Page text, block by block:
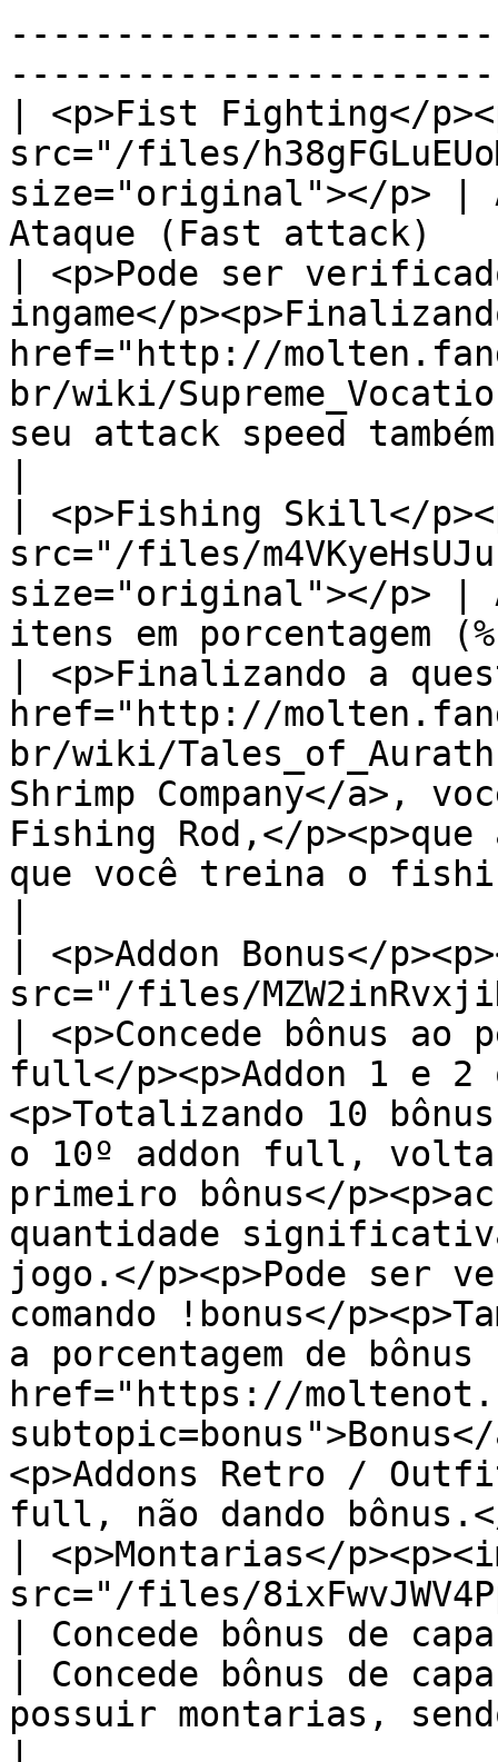
| <p>Fist Fighting</
src="/files/
size="original"></p> |
Ataque (Fast attack)
| <p>Pode ser
ingame</
href="http://
br/wiki/
seu attack speed
| <p>Fishing Skill</
src="/files/
size="original"></p> |
itens em porcentagem
| <p>Finalizando a
href="http://
br/wiki/
Shrimp Company</a>,
Fishing Rod,</p><p>que
que você treina o
| <p>Addon Bonus</
src="/files/
| <p>Concede bônus ao
full</p><p>Addon 1 e
<p>Totalizando 10
o 10º addon full,
primeiro bônus</
quantidade
jogo.</p><p>Pode ser
comando !bonus</
a porcentagem de bônus
href="https://
<p>Addons Retro /
full, não dando
| <p>Montarias</
src="/files/
| Concede bônus de
| Concede bônus de
possuir montarias,